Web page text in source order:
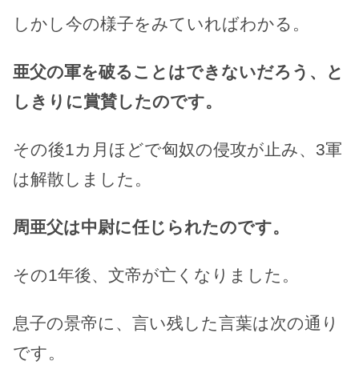
しかし今の様子をみていればわかる。
亜父の軍を破ることはできないだろう、と
しきりに賞賛したのです。
その後1カ月ほどで匈奴の侵攻が止み、3軍
は解散しました。
周亜父は中尉に任じられたのです。
その1年後、文帝が亡くなりました。
息子の景帝に、言い残した言葉は次の通り
です。